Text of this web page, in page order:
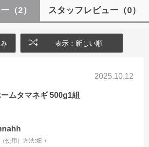
（2） スタッフレビュー （0）
表示：新しい順
2025.10.12
ムタマネギ 500g1組
使用）方法:畑